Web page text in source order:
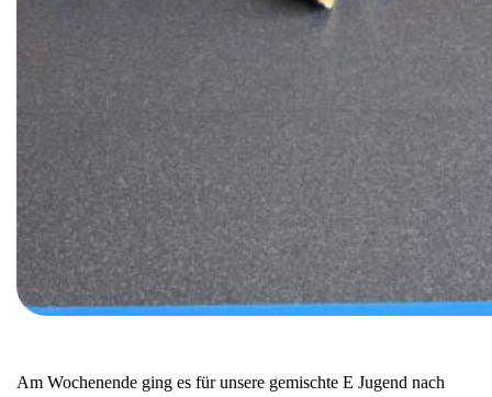
Am Wochenende ging es für unsere gemischte E Jugend nach